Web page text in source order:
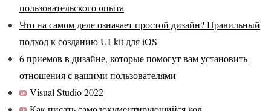
пользовательского опыта
Что на самом деле означает простой дизайн? Правильный
подход к созданию UI-kit для iOS
6 приемов в дизайне, которые помогут вам установить
отношения с вашими пользователями
Visual Studio 2022